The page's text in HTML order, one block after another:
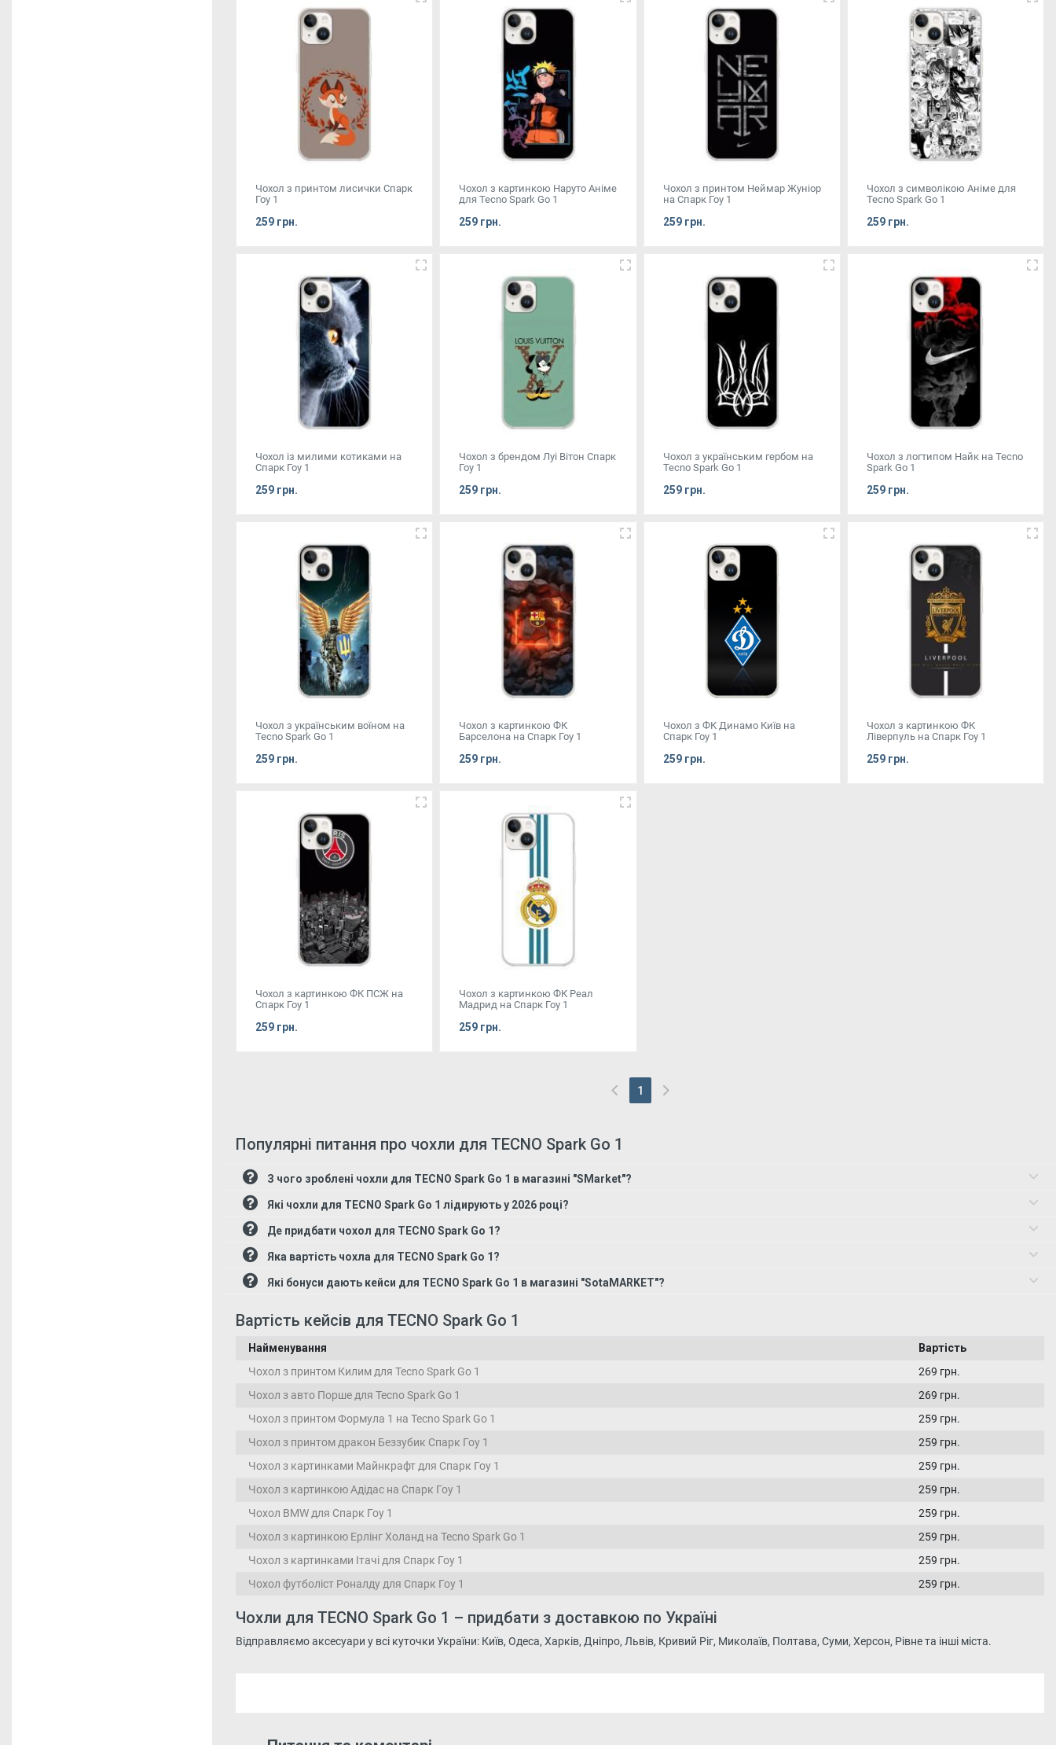
Чохол з принтом лисички Спарк
Гоу 1
259 грн.
Чохол з картинкою Наруто Аніме
для Tecno Spark Go 1
259 грн.
Чохол з принтом Неймар Жуніор
на Спарк Гоу 1
259 грн.
Чохол з символікою Аніме для
Tecno Spark Go 1
259 грн.
Чохол із милими котиками на
Спарк Гоу 1
259 грн.
Чохол з брендом Луі Вітон Спарк
Гоу 1
259 грн.
Чохол з українським гербом на
Tecno Spark Go 1
259 грн.
Чохол з логтипом Найк на Tecno
Spark Go 1
259 грн.
Чохол з українським воїном на
Tecno Spark Go 1
259 грн.
Чохол з картинкою ФК
Барселона на Спарк Гоу 1
259 грн.
Чохол з ФК Динамо Київ на
Спарк Гоу 1
259 грн.
Чохол з картинкою ФК
Ліверпуль на Спарк Гоу 1
259 грн.
Чохол з картинкою ФК ПСЖ на
Спарк Гоу 1
259 грн.
Чохол з картинкою ФК Реал
Мадрид на Спарк Гоу 1
259 грн.
1
(current)
Популярні питання про чохли для TECNO Spark Go 1
З чого зроблені чохли для TECNO Spark Go 1 в магазині "SMarket"?
Які чохли для TECNO Spark Go 1 лідирують у 2026 році?
Де придбати чохол для TECNO Spark Go 1?
Яка вартість чохла для TECNO Spark Go 1?
Які бонуси дають кейси для TECNO Spark Go 1 в магазині "SotaMARKET"?
Вартість кейсів для TECNO Spark Go 1
Найменування
Вартість
Чохол з принтом Килим для Tecno Spark Go 1
269 грн.
Чохол з авто Порше для Tecno Spark Go 1
269 грн.
Чохол з принтом Формула 1 на Tecno Spark Go 1
259 грн.
Чохол з принтом дракон Беззубик Спарк Гоу 1
259 грн.
Чохол з картинками Майнкрафт для Спарк Гоу 1
259 грн.
Чохол з картинкою Адідас на Спарк Гоу 1
259 грн.
Чохол BMW для Спарк Гоу 1
259 грн.
Чохол з картинкою Ерлінг Холанд на Tecno Spark Go 1
259 грн.
Чохол з картинками Ітачі для Спарк Гоу 1
259 грн.
Чохол футболіст Роналду для Спарк Гоу 1
259 грн.
Чохли для TECNO Spark Go 1 – придбати з доставкою по Україні
Відправляємо аксесуари у всі куточки України: Київ, Одеса, Харків, Дніпро, Львів, Кривий Ріг, Миколаїв, Полтава, Суми, Херсон, Рівне та інші міста.